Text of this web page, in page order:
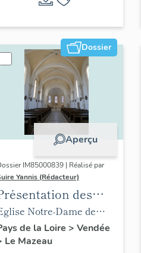
Dossier
Aperçu
IM85000839 | Réalisé par
Yannis (Rédacteur)
des
mobiliers de
du Mazeau
Notre-Dame de
Conception
Mazeau
de la Loire > Vendée
Le Mazeau